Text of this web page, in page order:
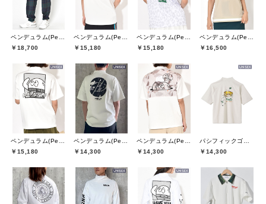
ペンデュラム(Pendulum)
￥18,700
ペンデュラム(Pendulum)
￥15,180
ペンデュラム(Pendulum)
￥15,180
ペンデュラム(Pendulum)
￥16,500
ペンデュラム(Pendulum)
￥15,180
ペンデュラム(Pendulum)
￥14,300
ペンデュラム(Pendulum)
￥14,300
パシフィックゴルフクラブ(Pacific GOLF CLUB)
￥14,300